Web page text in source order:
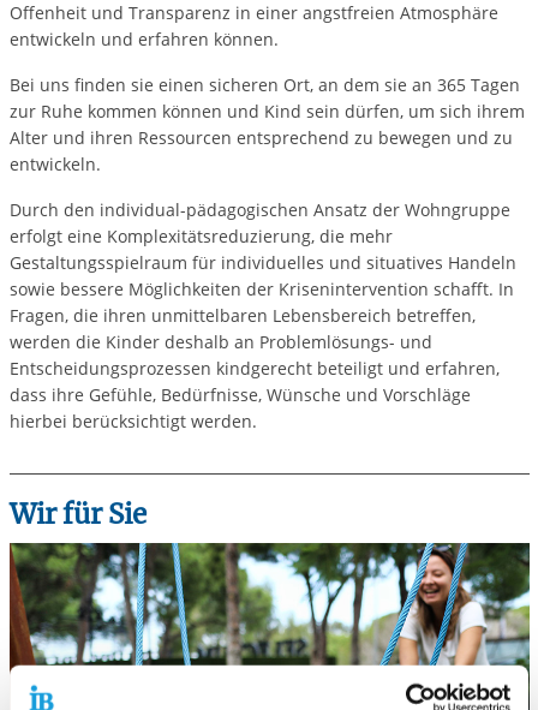
Offenheit und Transparenz in einer angstfreien Atmosphäre
entwickeln und erfahren können.
Bei uns finden sie einen sicheren Ort, an dem sie an 365 Tagen
zur Ruhe kommen können und Kind sein dürfen, um sich ihrem
Alter und ihren Ressourcen entsprechend zu bewegen und zu
entwickeln.
Durch den individual-pädagogischen Ansatz der Wohngruppe
erfolgt eine Komplexitätsreduzierung, die mehr
Gestaltungsspielraum für individuelles und situatives Handeln
sowie bessere Möglichkeiten der Krisenintervention schafft. In
Fragen, die ihren unmittelbaren Lebensbereich betreffen,
werden die Kinder deshalb an Problemlösungs- und
Entscheidungsprozessen kindgerecht beteiligt und erfahren,
dass ihre Gefühle, Bedürfnisse, Wünsche und Vorschläge
hierbei berücksichtigt werden.
Wir für Sie